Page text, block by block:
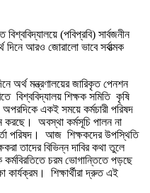
(পবিপ্রবি) সার্বজনীন
দিনে আরও জোরালো ভাবে সর্বাত্মক
অর্থ মন্ত্রণালয়ের জারিকৃত পেনশন
বিশ্ববিদ্যালয় শিক্ষক সমিতি কৃষি
একই সময়ে কর্মচারী পরিষদ
করছে। অবস্থা কর্মসূচি পালন না
পরিষদ। আজ শিক্ষকদের উপস্থিতি
তাদের বিভিন্ন দাবির কথা তুলে
কর্মবিরতিতে চরম ভোগান্তিতে পড়ছে
কার্যক্রম। শিক্ষার্থীরা দ্রুত এই